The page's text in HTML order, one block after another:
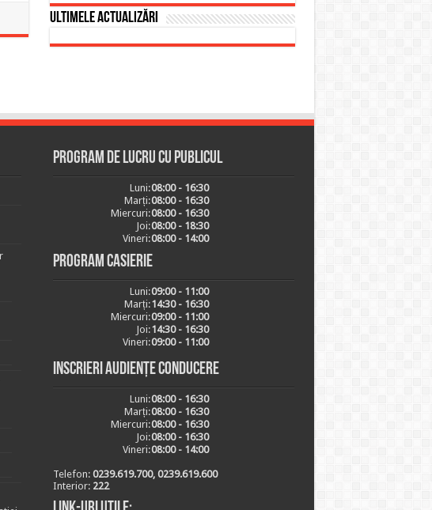
Ultimele actualizări
Program de lucru cu publicul
Luni:08:00 - 16:30
Marți:08:00 - 16:30
Miercuri:08:00 - 16:30
Joi:08:00 - 18:30
Vineri:08:00 - 14:00
Program casierie
Luni:09:00 - 11:00
Marți:14:30 - 16:30
Miercuri:09:00 - 11:00
Joi:14:30 - 16:30
Vineri:09:00 - 11:00
Inscrieri audiențe conducere
Luni:08:00 - 16:30
Marți:08:00 - 16:30
Miercuri:08:00 - 16:30
Joi:08:00 - 16:30
Vineri:08:00 - 14:00
Telefon: 0239.619.700, 0239.619.600
Interior: 222